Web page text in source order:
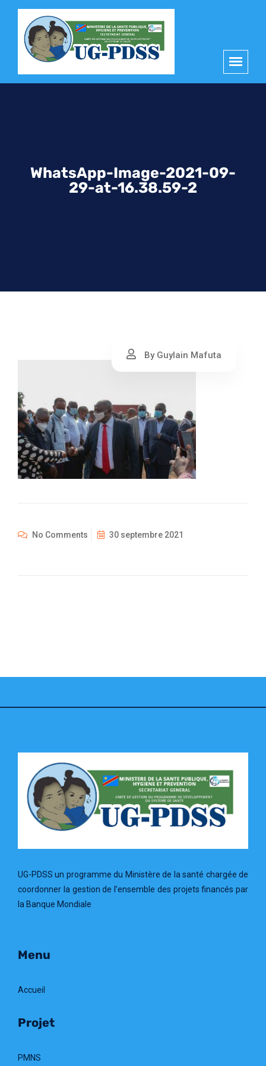
WhatsApp-Image-2021-09-
29-at-16.38.59-2
By Guylain Mafuta
No Comments 30 septembre 2021
UG-PDSS un programme du Ministère de la santé chargée de
coordonner la gestion de l’ensemble des projets financés par
la Banque Mondiale
Menu
Accueil
Projet
PMNS